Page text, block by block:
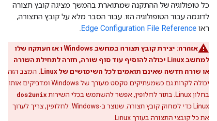
כל טופולוגיה של ההתקנה שמתוארת בהמשך מציגה קובץ תצורה
לדוגמה עבור הטופולוגיה הזו. עבור הסבר מלא על קובץ התצורה,
ראו Edge Configuration File Reference
.
אזהרה:
יצירת קובץ תצורה במחשב Windows ו אז העתקה שלו
למחשב Linux יכולה להוסיף עוד סוף שורה, חזרה לתחילת השורה
או שורה חדשה שאינם תואמים לכל השימושים של Linux.
המצב הזה
יכולה לקרות גם כשמעתיקים טקסט מעורך של Windows ומדביקים אותו
בחלון Linux. בתור לחלופין, אפשר להשתמש בכלי השירות
dos2unix
Linux כדי למחוק קובץ תצורה. שנוצר ב-Windows. לחלופין, צריך לערוך
את כל קובצי התצורה בעורך Linux.